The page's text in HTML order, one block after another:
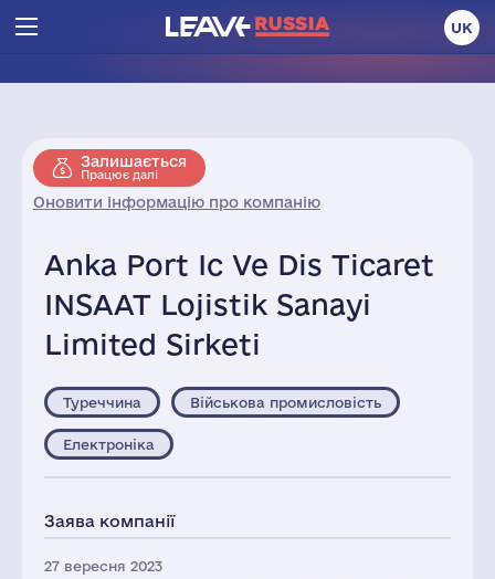
UK
Залишається
Працює далі
Оновити інформацію про компанію
Anka Port Ic Ve Dis Ticaret
INSAAT Lojistik Sanayi
Limited Sirketi
Туреччина Військова промисловість
Електроніка
Заява компанії
27 вересня 2023